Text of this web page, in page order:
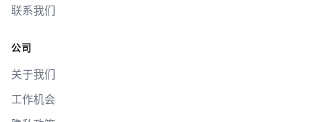
联系我们
公司
关于我们
工作机会